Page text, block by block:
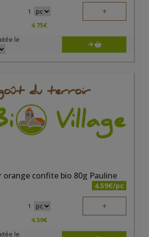
1 +
4.75€
le
orange confite bio 80g Pauline
4.59€/pc
1 +
4.59€
le